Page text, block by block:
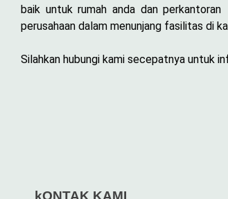
baik untuk rumah anda dan
perusahaan dalam menunjang fasilitas di
Silahkan hubungi kami secepatnya untuk
kONTAK KAMI